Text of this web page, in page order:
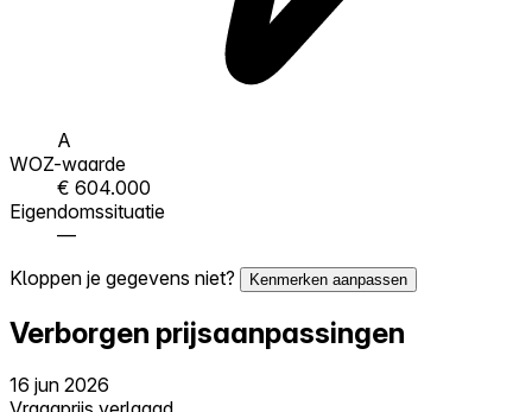
A
WOZ-waarde
€ 604.000
Eigendomssituatie
—
Kloppen je gegevens niet?
Kenmerken aanpassen
Verborgen prijsaanpassingen
16 jun 2026